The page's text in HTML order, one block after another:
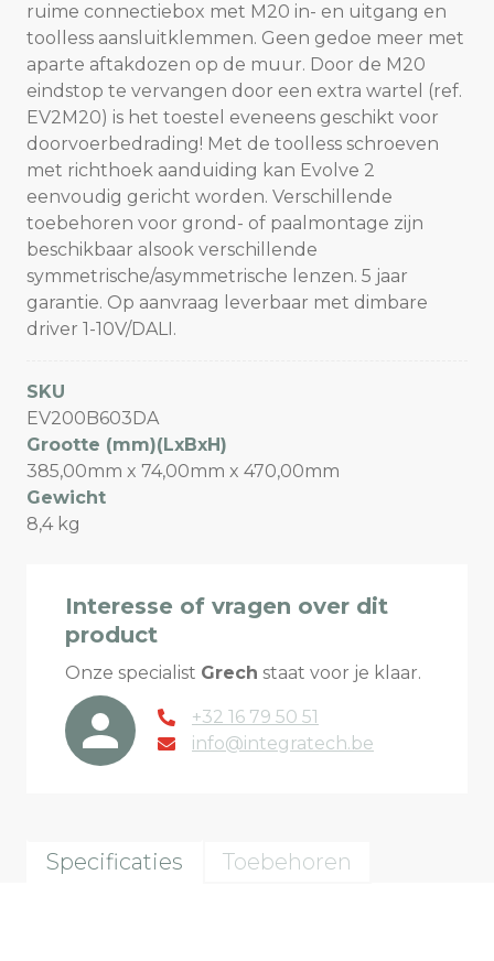
ruime connectiebox met M20 in- en uitgang en
toolless aansluitklemmen. Geen gedoe meer met
aparte aftakdozen op de muur. Door de M20
eindstop te vervangen door een extra wartel (ref.
EV2M20) is het toestel eveneens geschikt voor
doorvoerbedrading! Met de toolless schroeven
met richthoek aanduiding kan Evolve 2
eenvoudig gericht worden. Verschillende
toebehoren voor grond- of paalmontage zijn
beschikbaar alsook verschillende
symmetrische/asymmetrische lenzen. 5 jaar
garantie. Op aanvraag leverbaar met dimbare
driver 1-10V/DALI.
SKU
EV200B603DA
Grootte (mm)(LxBxH)
385,00mm x 74,00mm x 470,00mm
Gewicht
8,4 kg
Interesse of vragen over dit
product
Onze specialist Grech staat voor je klaar.
+32 16 79 50 51
info@integratech.be
Specificaties Toebehoren